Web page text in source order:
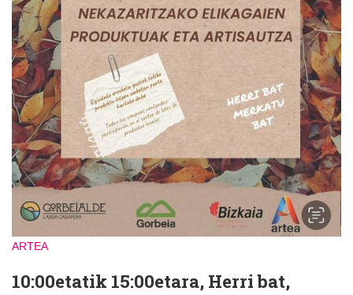
ARTEA
10:00etatik 15:00etara, Herri bat,